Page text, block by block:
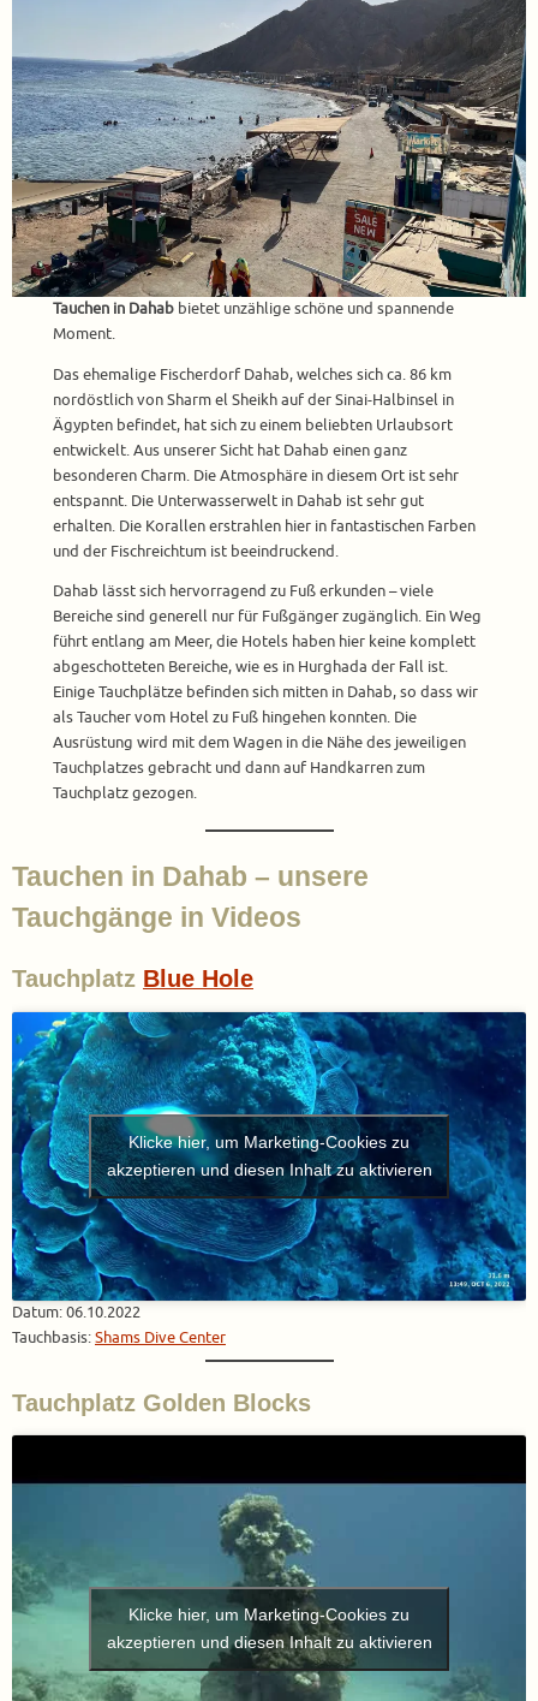
Tauchen in Dahab bietet unzählige schöne und spannende
Moment.
Das ehemalige Fischerdorf Dahab, welches sich ca. 86 km
nordöstlich von Sharm el Sheikh auf der Sinai-Halbinsel in
Ägypten befindet, hat sich zu einem beliebten Urlaubsort
entwickelt. Aus unserer Sicht hat Dahab einen ganz
besonderen Charm. Die Atmosphäre in diesem Ort ist sehr
entspannt. Die Unterwasserwelt in Dahab ist sehr gut
erhalten. Die Korallen erstrahlen hier in fantastischen Farben
und der Fischreichtum ist beeindruckend.
Dahab lässt sich hervorragend zu Fuß erkunden – viele
Bereiche sind generell nur für Fußgänger zugänglich. Ein Weg
führt entlang am Meer, die Hotels haben hier keine komplett
abgeschotteten Bereiche, wie es in Hurghada der Fall ist.
Einige Tauchplätze befinden sich mitten in Dahab, so dass wir
als Taucher vom Hotel zu Fuß hingehen konnten. Die
Ausrüstung wird mit dem Wagen in die Nähe des jeweiligen
Tauchplatzes gebracht und dann auf Handkarren zum
Tauchplatz gezogen.
Tauchen in Dahab – unsere
Tauchgänge in Videos
Tauchplatz Blue Hole
Klicke hier, um Marketing-Cookies zu
akzeptieren und diesen Inhalt zu aktivieren
Datum: 06.10.2022
Tauchbasis:Shams Dive Center
Tauchplatz Golden Blocks
Klicke hier, um Marketing-Cookies zu
akzeptieren und diesen Inhalt zu aktivieren